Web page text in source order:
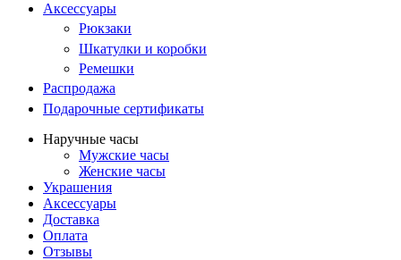
Аксессуары
Рюкзаки
Шкатулки и коробки
Ремешки
Распродажа
Подарочные сертификаты
Наручные часы
Мужские часы
Женские часы
Украшения
Аксессуары
Доставка
Оплата
Отзывы